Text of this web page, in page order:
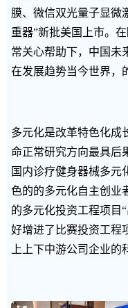
膜、微信双光量子显微
重器”新批美国上市。
常关心帮助下，中国未
在发展趋势当今世界，
多元化是改革特色化成
命正常研究方向最具后
国内诊疗健身器械多元
色的的多元化自主创业
的多元化投资工程项目
好增进了比赛投资工程
上上下中游公司企业的